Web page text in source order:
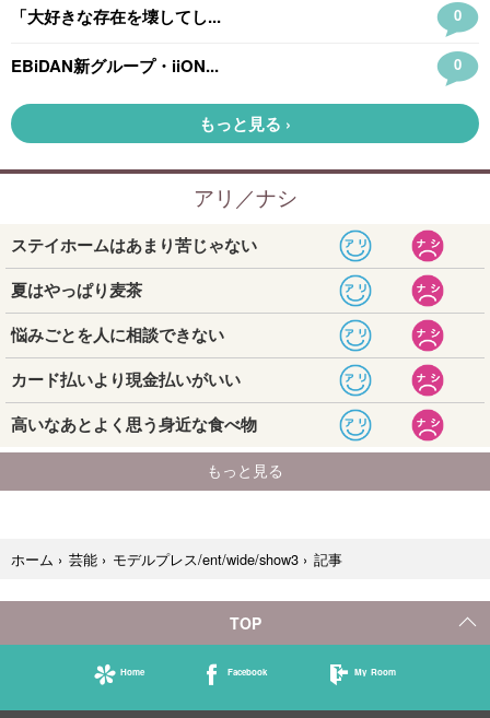
ホーム › 芸能 › モデルプレス/ent/wide/show3 › 記事
TOP
Home Facebook My Room